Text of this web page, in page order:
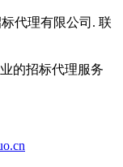
代理有限公司. 联
的招标代理服务